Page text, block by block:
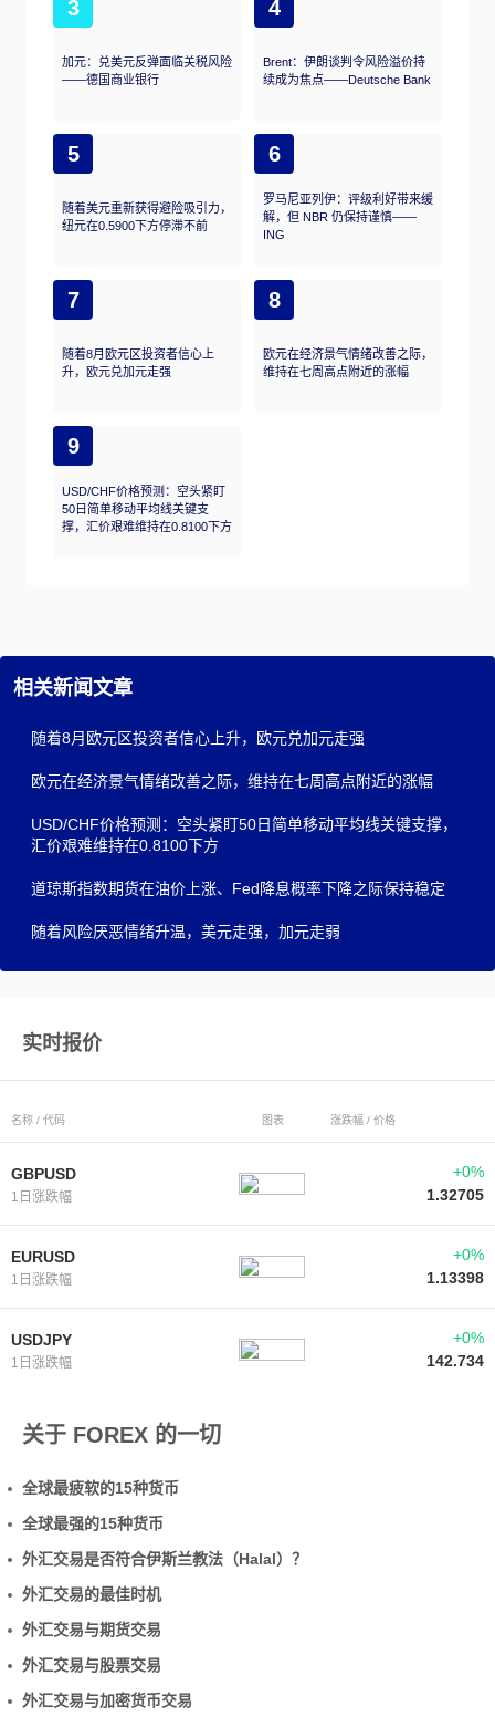
3
加元：兑美元反弹面临关税风险
——德国商业银行
4
Brent：伊朗谈判令风险溢价持
续成为焦点——Deutsche Bank
5
随着美元重新获得避险吸引力，
纽元在0.5900下方停滞不前
6
罗马尼亚列伊：评级利好带来缓
解，但 NBR 仍保持谨慎——
ING
7
随着8月欧元区投资者信心上
升，欧元兑加元走强
8
欧元在经济景气情绪改善之际，
维持在七周高点附近的涨幅
9
USD/CHF价格预测：空头紧盯
50日简单移动平均线关键支
撑，汇价艰难维持在0.8100下方
相关新闻文章
随着8月欧元区投资者信心上升，欧元兑加元走强
欧元在经济景气情绪改善之际，维持在七周高点附近的涨幅
USD/CHF价格预测：空头紧盯50日简单移动平均线关键支撑，
汇价艰难维持在0.8100下方
道琼斯指数期货在油价上涨、Fed降息概率下降之际保持稳定
随着风险厌恶情绪升温，美元走强，加元走弱
实时报价
名称 / 代码 图表 涨跌幅 / 价格
GBPUSD
1日涨跌幅
+0%
1.32705
EURUSD
1日涨跌幅
+0%
1.13398
USDJPY
1日涨跌幅
+0%
142.734
关于 FOREX 的一切
全球最疲软的15种货币
全球最强的15种货币
外汇交易是否符合伊斯兰教法（Halal）？
外汇交易的最佳时机
外汇交易与期货交易
外汇交易与股票交易
外汇交易与加密货币交易